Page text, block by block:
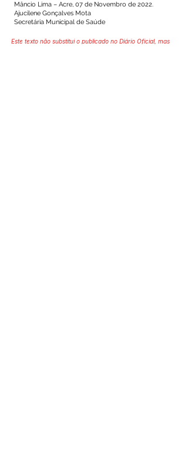
Mâncio Lima – Acre, 07 de Novembro de 2022.
Ajucilene Gonçalves Mota
Secretária Municipal de Saúde
Este texto não substitui o publicado no Diário Oficial, mas